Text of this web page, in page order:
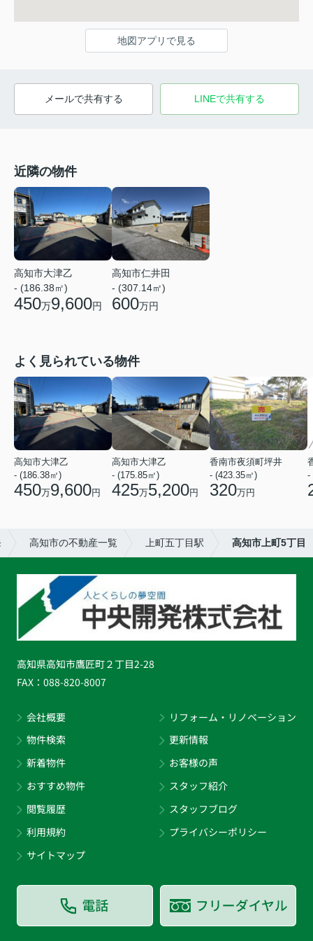
地図アプリで見る
メールで共有する LINEで共有する
近隣の物件
高知市大津乙
- (186.38㎡)
450万9,600円
高知市仁井田
- (307.14㎡)
600万円
よく見られている物件
高知市大津乙
- (186.38㎡)
450万9,600円
高知市大津乙
- (175.85㎡)
425万5,200円
香南市夜須町坪井
- (423.35㎡)
320万円
-
高知市の不動産一覧 上町五丁目駅 高知市上町5丁目
高知県高知市鷹匠町２丁目2-28
FAX： 088-820-8007
会社概要
物件検索
新着物件
おすすめ物件
閲覧履歴
利用規約
サイトマップ
リフォーム・リノベーション
更新情報
お客様の声
スタッフ紹介
スタッフブログ
プライバシーポリシー